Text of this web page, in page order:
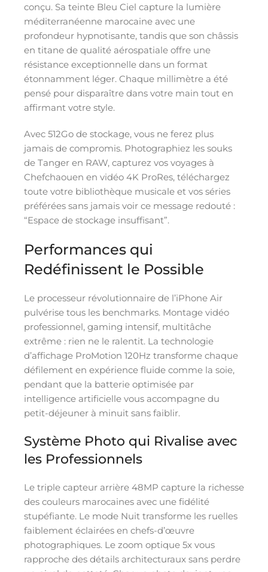
conçu. Sa teinte Bleu Ciel capture la lumière
méditerranéenne marocaine avec une
profondeur hypnotisante, tandis que son châssis
en titane de qualité aérospatiale offre une
résistance exceptionnelle dans un format
étonnamment léger. Chaque millimètre a été
pensé pour disparaître dans votre main tout en
affirmant votre style.
Avec 512Go de stockage, vous ne ferez plus
jamais de compromis. Photographiez les souks
de Tanger en RAW, capturez vos voyages à
Chefchaouen en vidéo 4K ProRes, téléchargez
toute votre bibliothèque musicale et vos séries
préférées sans jamais voir ce message redouté :
“Espace de stockage insuffisant”.
Performances qui
Redéfinissent le Possible
Le processeur révolutionnaire de l’iPhone Air
pulvérise tous les benchmarks. Montage vidéo
professionnel, gaming intensif, multitâche
extrême : rien ne le ralentit. La technologie
d’affichage ProMotion 120Hz transforme chaque
défilement en expérience fluide comme la soie,
pendant que la batterie optimisée par
intelligence artificielle vous accompagne du
petit-déjeuner à minuit sans faiblir.
Système Photo qui Rivalise avec
les Professionnels
Le triple capteur arrière 48MP capture la richesse
des couleurs marocaines avec une fidélité
stupéfiante. Le mode Nuit transforme les ruelles
faiblement éclairées en chefs-d’œuvre
photographiques. Le zoom optique 5x vous
rapproche des détails architecturaux sans perdre